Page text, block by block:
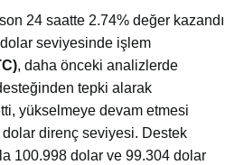
24 saatte 2.74% değer kazandı
dolar seviyesinde işlem
, daha önceki analizlerde
tepki alarak
yükselmeye devam etmesi
direnç seviyesi. Destek
100.998 dolar ve 99.304 dolar